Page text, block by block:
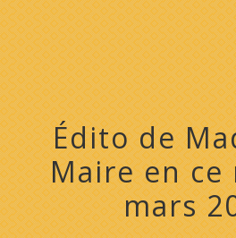
Édito de
Maire en ce
mars